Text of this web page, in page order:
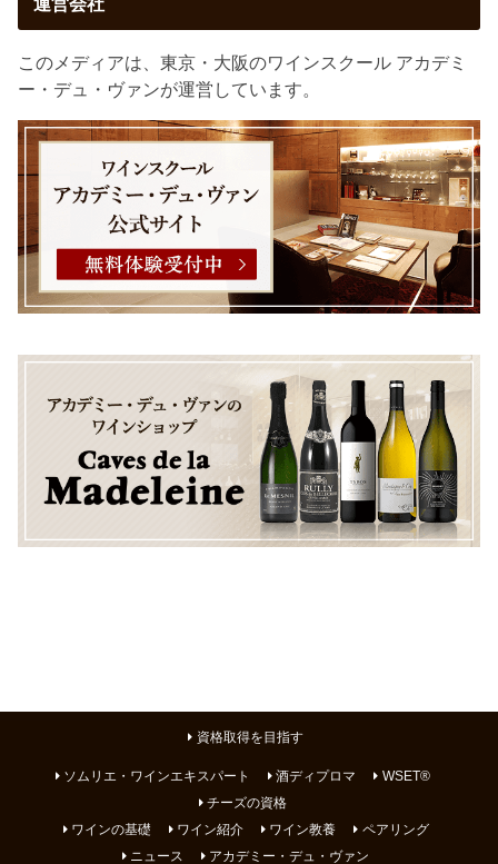
このメディアは、東京・大阪のワインスクール アカデミ
ー・デュ・ヴァンが運営しています。
資格取得を目指す
ソムリエ・ワインエキスパート 酒ディプロマ
WSET®
チーズの資格
ワインの基礎
ワイン紹介 ワイン教養
ペアリング
ニュース
アカデミー・デュ・ヴァン